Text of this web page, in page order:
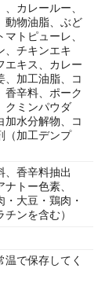
カレールー、
動物油脂、ぶど
トピューレ、
、チキンエキ
エキス、カレー
、加工油脂、コ
香辛料、ポーク
クミンパウダ
加水分解物、コ
（加工デンプ
、香辛料抽出
トー色素、
・大豆・鶏肉・
ンを含む）
で保存してく